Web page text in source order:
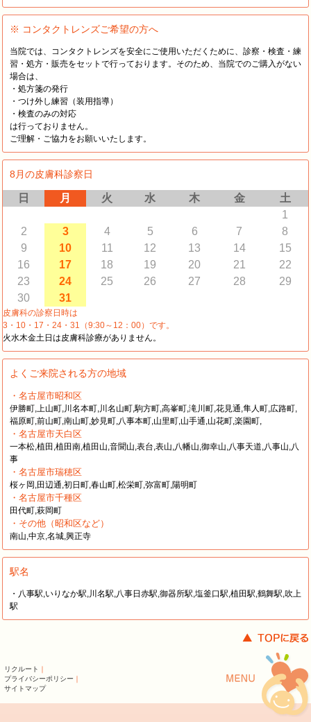
※ コンタクトレンズご希望の方へ
当院では、コンタクトレンズを安全にご使用いただくために、診察・検査・練
習・処方・販売をセットで行っております。そのため、当院でのご購入がない
場合は、
・処方箋の発行
・つけ外し練習（装用指導）
・検査のみの対応
は行っておりません。
ご理解・ご協力をお願いいたします。
8月の皮膚科診察日
日 月 火 水 木 金
土
1
2
3 4 5 6 7
8
9
10 11 12 13 14
15
16
17 18 19 20 21
22
23
24 25 26 27 28
29
30
31
皮膚科の診察日時は
3・10・17・24・31（9:30～12：00）です。
火水木金土日は皮膚科診療がありません。
よくご来院される方の地域
・名古屋市昭和区
伊勝町,上山町,川名本町,川名山町,駒方町,高峯町,滝川町,花見通,隼人町,広路町,
福原町,前山町,南山町,妙見町,八事本町,山里町,山手通,山花町,楽園町,
・名古屋市天白区
一本松,植田,植田南,植田山,音聞山,表台,表山,八幡山,御幸山,八事天道,八事山,八
事
・名古屋市瑞穂区
桜ヶ岡,田辺通,初日町,春山町,松栄町,弥富町,陽明町
・名古屋市千種区
田代町,萩岡町
・その他（昭和区など）
南山,中京,名城,興正寺
駅名
・八事駅,いりなか駅,川名駅,八事日赤駅,御器所駅,塩釜口駅,植田駅,鶴舞駅,吹上
駅
リクルート
プライバシーポリシー
サイトマップ